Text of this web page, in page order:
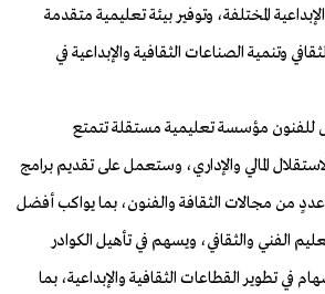
المختلفة، وتوفير بيئة تعليمية متقدمة
وتنمية الصناعات الثقافية والإبداعية في
مؤسسة تعليمية مستقلة تتمتع
المالي والإداري، وستعمل على تقديم برامج
من مجالات الثقافة والفنون، بما يواكب أفضل
الفني والثقافي، ويسهم في تأهيل الكوادر
في تطوير القطاعات الثقافية والإبداعية، بما